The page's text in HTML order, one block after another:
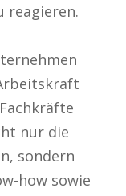
reagieren.
nur die
sondern
how sowie